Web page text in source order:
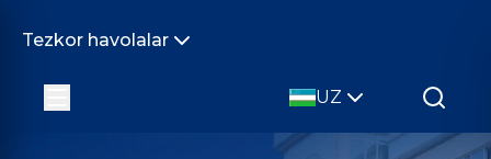
Tezkor havolalar
UZ